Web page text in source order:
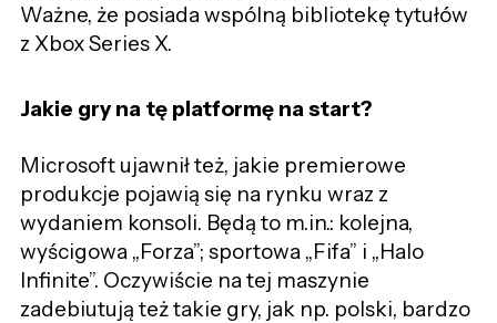
Ważne, że posiada wspólną bibliotekę tytułów
z Xbox Series X.
Jakie gry na tę platformę na start?
Microsoft ujawnił też, jakie premierowe
produkcje pojawią się na rynku wraz z
wydaniem konsoli. Będą to m.in.: kolejna,
wyścigowa „Forza”; sportowa „Fifa” i „Halo
Infinite”. Oczywiście na tej maszynie
zadebiutują też takie gry, jak np. polski, bardzo